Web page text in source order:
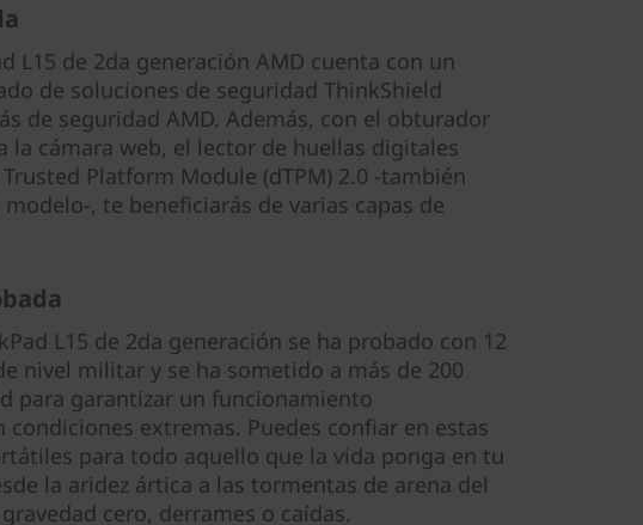
L15 de 2da generación AMD cuenta con un
de soluciones de seguridad ThinkShield
de seguridad AMD. Además, con el obturador
la cámara web, el lector de huellas digitales
Platform Module (dTPM) 2.0 -también
, te beneficiarás de varias capas de
L15 de 2da generación se ha probado con 12
nivel militar y se ha sometido a más de 200
para garantizar un funcionamiento
extremas. Puedes confiar en estas
para todo aquello que la vida ponga en tu
la aridez ártica a las tormentas de arena del
cero, derrames o caídas.